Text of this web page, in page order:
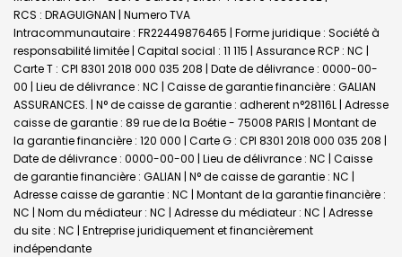
RCS : DRAGUIGNAN | Numero TVA
Intracommunautaire : FR22449876465 | Forme juridique : Société à
responsabilité limitée | Capital social : 11 115 | Assurance RCP : NC |
Carte T : CPI 8301 2018 000 035 208 | Date de délivrance : 0000-00-
00 | Lieu de délivrance : NC | Caisse de garantie financière : GALIAN
ASSURANCES. | N° de caisse de garantie : adherent n°28116L | Adresse
caisse de garantie : 89 rue de la Boétie - 75008 PARIS | Montant de
la garantie financière : 120 000 | Carte G : CPI 8301 2018 000 035 208 |
Date de délivrance : 0000-00-00 | Lieu de délivrance : NC | Caisse
de garantie financière : GALIAN | N° de caisse de garantie : NC |
Adresse caisse de garantie : NC | Montant de la garantie financière :
NC | Nom du médiateur : NC | Adresse du médiateur : NC | Adresse
du site : NC | Entreprise juridiquement et financièrement
indépendante